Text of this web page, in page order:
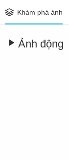
Khám phá ảnh
Ảnh động